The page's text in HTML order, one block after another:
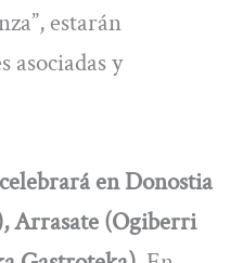
estarán
asociadas y
en Donostia
Arrasate (Ogiberri